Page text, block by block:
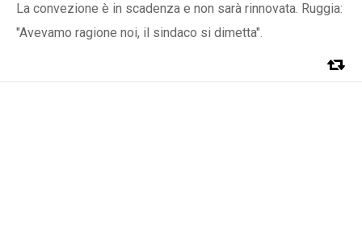
La convezione è in scadenza e non sarà rinnovata. Ruggia:
"Avevamo ragione noi, il sindaco si dimetta".